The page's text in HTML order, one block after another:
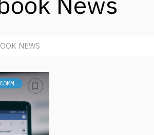
NEWS
MARKETING & COMMUNICATION